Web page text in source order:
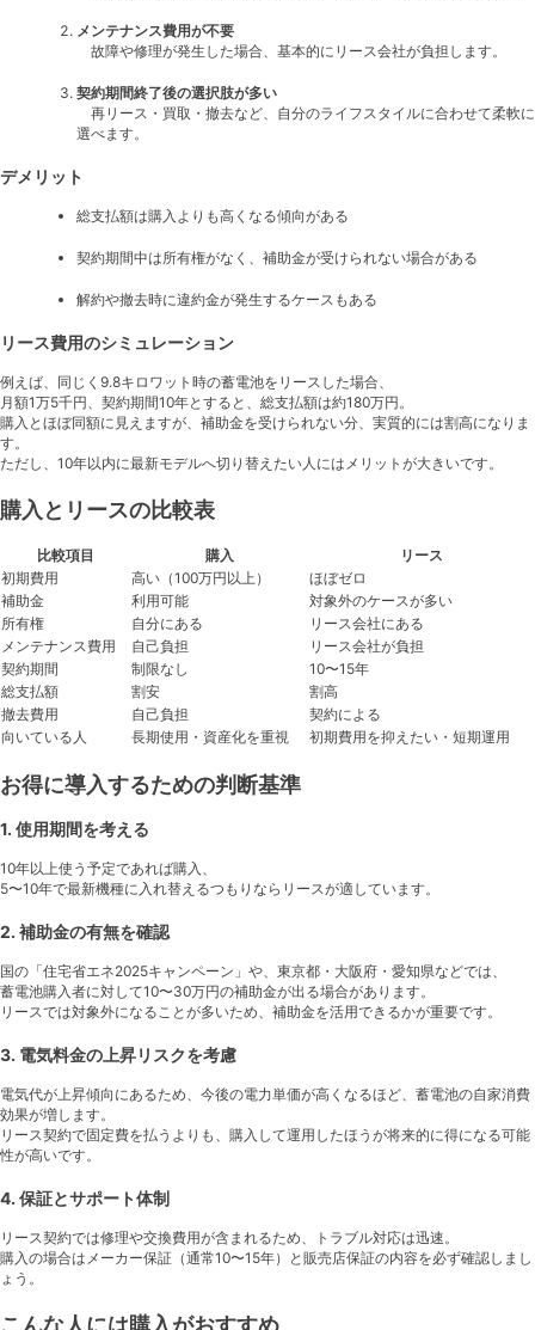
メンテナンス費用が不要
故障や修理が発生した場合、基本的にリース会社が負担します。
契約期間終了後の選択肢が多い
再リース・買取・撤去など、自分のライフスタイルに合わせて柔軟に
選べます。
デメリット
総支払額は購入よりも高くなる傾向がある
契約期間中は所有権がなく、補助金が受けられない場合がある
解約や撤去時に違約金が発生するケースもある
リース費用のシミュレーション
例えば、同じく9.8キロワット時の蓄電池をリースした場合、
月額1万5千円、契約期間10年とすると、総支払額は約180万円。
購入とほぼ同額に見えますが、補助金を受けられない分、実質的には割高になりま
す。
ただし、10年以内に最新モデルへ切り替えたい人にはメリットが大きいです。
購入とリースの比較表
比較項目 購入
リース
初期費用
高い（100万円以上）
ほぼゼロ
補助金
利用可能
対象外のケースが多い
所有権
自分にある
リース会社にある
メンテナンス費用
自己負担
リース会社が負担
契約期間
制限なし
10〜15年
総支払額
割安
割高
撤去費用
自己負担
契約による
向いている人
長期使用・資産化を重視 初期費用を抑えたい・短期運用
お得に導入するための判断基準
1. 使用期間を考える
10年以上使う予定であれば購入、
5〜10年で最新機種に入れ替えるつもりならリースが適しています。
2. 補助金の有無を確認
国の「住宅省エネ2025キャンペーン」や、東京都・大阪府・愛知県などでは、
蓄電池購入者に対して10〜30万円の補助金が出る場合があります。
リースでは対象外になることが多いため、補助金を活用できるかが重要です。
3. 電気料金の上昇リスクを考慮
電気代が上昇傾向にあるため、今後の電力単価が高くなるほど、蓄電池の自家消費
効果が増します。
リース契約で固定費を払うよりも、購入して運用したほうが将来的に得になる可能
性が高いです。
4. 保証とサポート体制
リース契約では修理や交換費用が含まれるため、トラブル対応は迅速。
購入の場合はメーカー保証（通常10〜15年）と販売店保証の内容を必ず確認しまし
ょう。
こんな人には購入がおすすめ